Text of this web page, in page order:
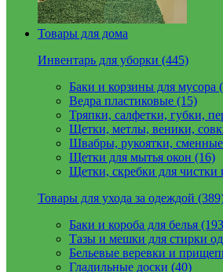
Товары для дома
Инвентарь для уборки (445)
Баки и корзины для мусора
Ведра пластиковые (15)
Тряпки, салфетки, губки,
Щетки, метлы, веники,
Швабры, рукоятки, сменные
Щетки для мытья окон (16)
Щетки, скребки для чистки
Товары для ухода за одеждой
Баки и короба для белья
Тазы и мешки для стирки
Бельевые веревки и
Гладильные доски (40)